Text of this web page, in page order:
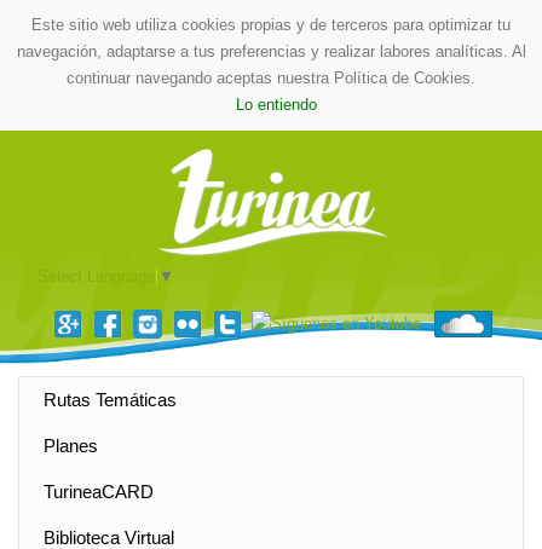
Este sitio web utiliza cookies propias y de terceros para optimizar tu
navegación, adaptarse a tus preferencias y realizar labores analíticas. Al
continuar navegando aceptas nuestra Política de Cookies.
Lo entiendo
▼
Rutas Temáticas
Planes
TurineaCARD
Biblioteca Virtual